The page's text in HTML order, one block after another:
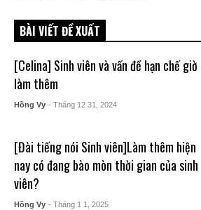
BÀI VIẾT ĐỀ XUẤT
[Celina] Sinh viên và vấn đề hạn chế giờ
làm thêm
Hồng Vy - Tháng 12 31, 2024
[Đài tiếng nói Sinh viên]Làm thêm hiện
nay có đang bào mòn thời gian của sinh
viên?
Hồng Vy - Tháng 1 1, 2025